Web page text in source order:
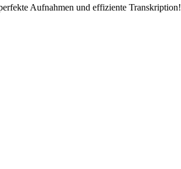
Aufnahmen und effiziente Transkription!